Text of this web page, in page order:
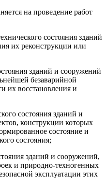
на проведение работ
состояния зданий
их реконструкции или
зданий и сооружений
безаварийной
их восстановления и
состояния зданий и
конструкции которых
состояние и
состояния;
зданий и сооружений,
и природно-техногенных
эксплуатации этих